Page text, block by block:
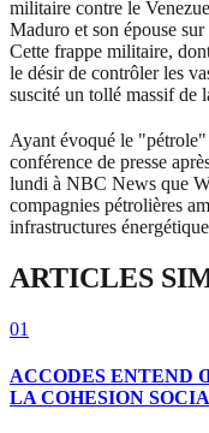
militaire contre le
Maduro et son épouse
Cette frappe militaire,
le désir de contrôler les
suscité un tollé massif de
Ayant évoqué le
conférence de presse
lundi à NBC News que
compagnies pétrolières
infrastructures
ARTICLES
01
ACCODES ENTEND
LA COHESION